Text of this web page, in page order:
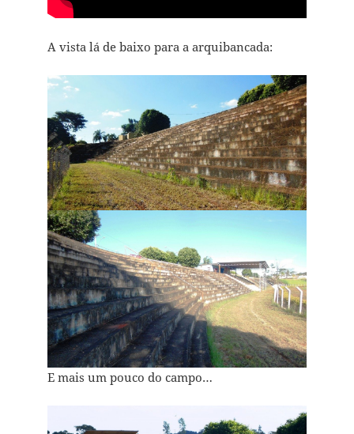
A vista lá de baixo para a arquibancada:
E mais um pouco do campo…